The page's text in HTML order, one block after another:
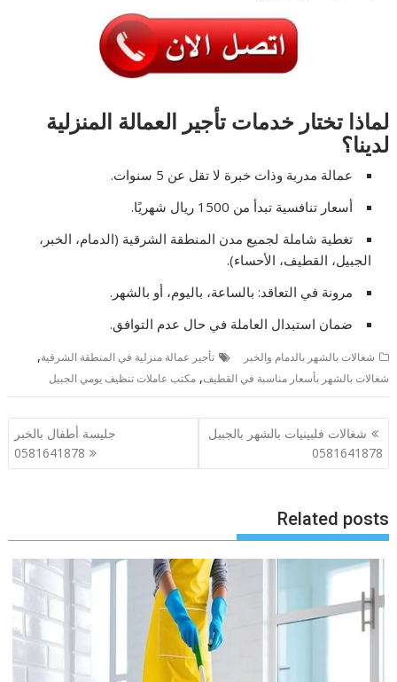
لماذا تختار خدمات تأجير العمالة المنزلية
لدينا؟
عمالة مدربة وذات خبرة لا تقل عن 5 سنوات.
أسعار تنافسية تبدأ من 1500 ريال شهريًا.
تغطية شاملة لجميع مدن المنطقة الشرقية (الدمام، الخبر،
الجبيل، القطيف، الأحساء).
مرونة في التعاقد: بالساعة، باليوم، أو بالشهر.
ضمان استبدال العاملة في حال عدم التوافق.
شغالات بالشهر بالدمام والخبر تأجير عمالة منزلية في المنطقة الشرقية,
شغالات بالشهر بأسعار مناسبة في القطيف,مكتب عاملات تنظيف يومي الجبيل
تصفّح
المقالات
شغالات فلبينيات بالشهر بالجبيل
0581641878
جليسة أطفال بالخبر
0581641878
Related posts